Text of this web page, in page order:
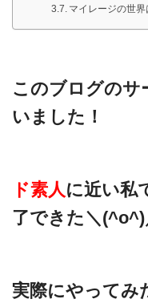
マイレージの世界
このブログのサ
いました！
ド素人に近い私
了できた＼(^o^)
実際にやってみ